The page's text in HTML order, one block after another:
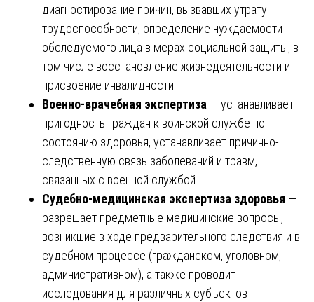
диагностирование причин, вызвавших утрату
трудоспособности, определение нуждаемости
обследуемого лица в мерах социальной защиты, в
том числе восстановление жизнедеятельности и
присвоение инвалидности.
Военно-врачебная экспертиза — устанавливает
пригодность граждан к воинской службе по
состоянию здоровья, устанавливает причинно-
следственную связь заболеваний и травм,
связанных с военной службой.
Судебно-медицинская экспертиза здоровья —
разрешает предметные медицинские вопросы,
возникшие в ходе предварительного следствия и в
судебном процессе (гражданском, уголовном,
административном), а также проводит
исследования для различных субъектов